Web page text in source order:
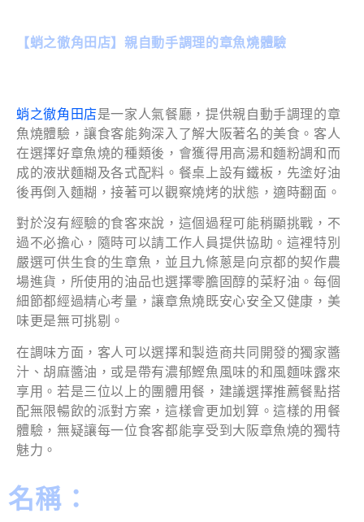
【蛸之徹角田店】親自動手調理的章魚燒體驗
蛸之徹角田店是一家人氣餐廳，提供親自動手調理的章
魚燒體驗，讓食客能夠深入了解大阪著名的美食。客人
在選擇好章魚燒的種類後，會獲得用高湯和麵粉調和而
成的液狀麵糊及各式配料。餐桌上設有鐵板，先塗好油
後再倒入麵糊，接著可以觀察燒烤的狀態，適時翻面。
對於沒有經驗的食客來說，這個過程可能稍顯挑戰，不
過不必擔心，隨時可以請工作人員提供協助。這裡特別
嚴選可供生食的生章魚，並且九條蔥是向京都的契作農
場進貨，所使用的油品也選擇零膽固醇的菜籽油。每個
細節都經過精心考量，讓章魚燒既安心安全又健康，美
味更是無可挑剔。
在調味方面，客人可以選擇和製造商共同開發的獨家醬
汁、胡麻醬油，或是帶有濃郁鰹魚風味的和風麵味露來
享用。若是三位以上的團體用餐，建議選擇推薦餐點搭
配無限暢飲的派對方案，這樣會更加划算。這樣的用餐
體驗，無疑讓每一位食客都能享受到大阪章魚燒的獨特
魅力。
名稱：